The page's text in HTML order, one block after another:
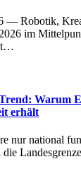
— Robotik,
im
Warum
erhält
nur national